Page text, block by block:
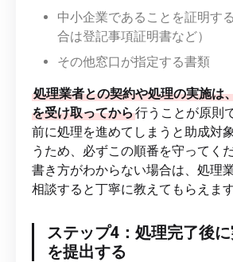
中小企業であることを証明す
合は登記事項証明書など）
その他窓口が指定する書類
処理業者との契約や処理の実施は
を受け取ってから行うことが原則
前に処理を進めてしまうと助成対
うため、必ずこの順番を守ってく
書き方がわからない場合は、処理
相談すると丁寧に教えてもらえます
ステップ4：処理完了後
を提出する